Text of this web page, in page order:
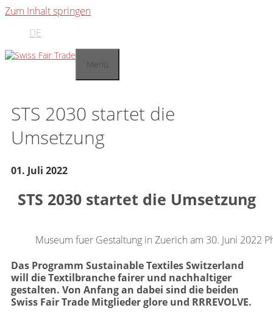
Zum Inhalt springen
DE
Menü
STS 2030 startet die
Umsetzung
01. Juli 2022
STS 2030 startet die Umsetzung
Museum fuer Gestaltung in Zuerich am 30. Juni 2022
Das Programm Sustainable TextilesSwitzerland
will dieTextilbranchefairer und nachhaltiger
gestalten. Von Anfang an dabei sind die beiden
Swiss Fair Trade Mitgliederglore und RRREVOLVE.